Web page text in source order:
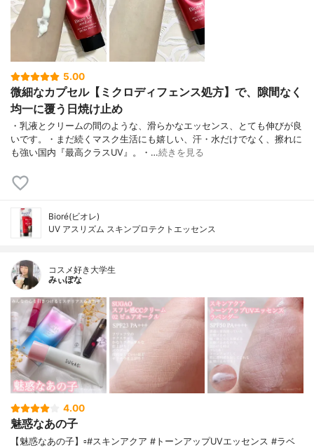
5.00
微細なカプセル【ミクロディフェンス処方】で、隙間なく
均一に覆う日焼け止め
・乳液とクリームの間のような、滑らかなエッセンス、とても伸びが良
いです。・まだ続くマスク生活にも嬉しい、汗・水だけでなく、擦れに
も強い国内『最高クラスUV』。・…続きを見る
Bioré(ビオレ)
UV アスリズム スキンプロテクトエッセンス
コスメ好き大学生
みぃぽな
4.00
魅惑なあの子
【魅惑なあの子】▫️#スキンアクア #トーンアップUVエッセンス #ラベ